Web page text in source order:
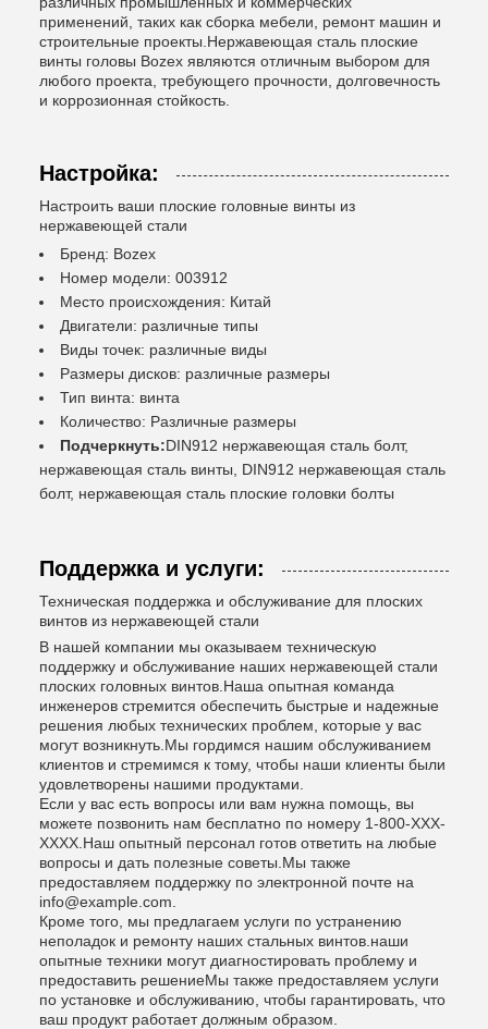
применений, таких как сборка мебели, ремонт машин и
строительные проекты.Нержавеющая сталь плоские
винты головы Bozex являются отличным выбором для
любого проекта, требующего прочности, долговечность
и коррозионная стойкость.
Настройка:
Настроить ваши плоские головные винты из
нержавеющей стали
Бренд: Bozex
Номер модели: 003912
Место происхождения: Китай
Двигатели: различные типы
Виды точек: различные виды
Размеры дисков: различные размеры
Тип винта: винта
Количество: Различные размеры
Подчеркнуть:DIN912 нержавеющая сталь болт,
нержавеющая сталь винты, DIN912 нержавеющая сталь
болт, нержавеющая сталь плоские головки болты
Поддержка и услуги:
Техническая поддержка и обслуживание для плоских
винтов из нержавеющей стали
В нашей компании мы оказываем техническую
поддержку и обслуживание наших нержавеющей стали
плоских головных винтов.Наша опытная команда
инженеров стремится обеспечить быстрые и надежные
решения любых технических проблем, которые у вас
могут возникнуть.Мы гордимся нашим обслуживанием
клиентов и стремимся к тому, чтобы наши клиенты были
удовлетворены нашими продуктами.
Если у вас есть вопросы или вам нужна помощь, вы
можете позвонить нам бесплатно по номеру 1-800-XXX-
XXXX.Наш опытный персонал готов ответить на любые
вопросы и дать полезные советы.Мы также
предоставляем поддержку по электронной почте на
info@example.com.
Кроме того, мы предлагаем услуги по устранению
неполадок и ремонту наших стальных винтов.наши
опытные техники могут диагностировать проблему и
предоставить решениеМы также предоставляем услуги
по установке и обслуживанию, чтобы гарантировать, что
ваш продукт работает должным образом.